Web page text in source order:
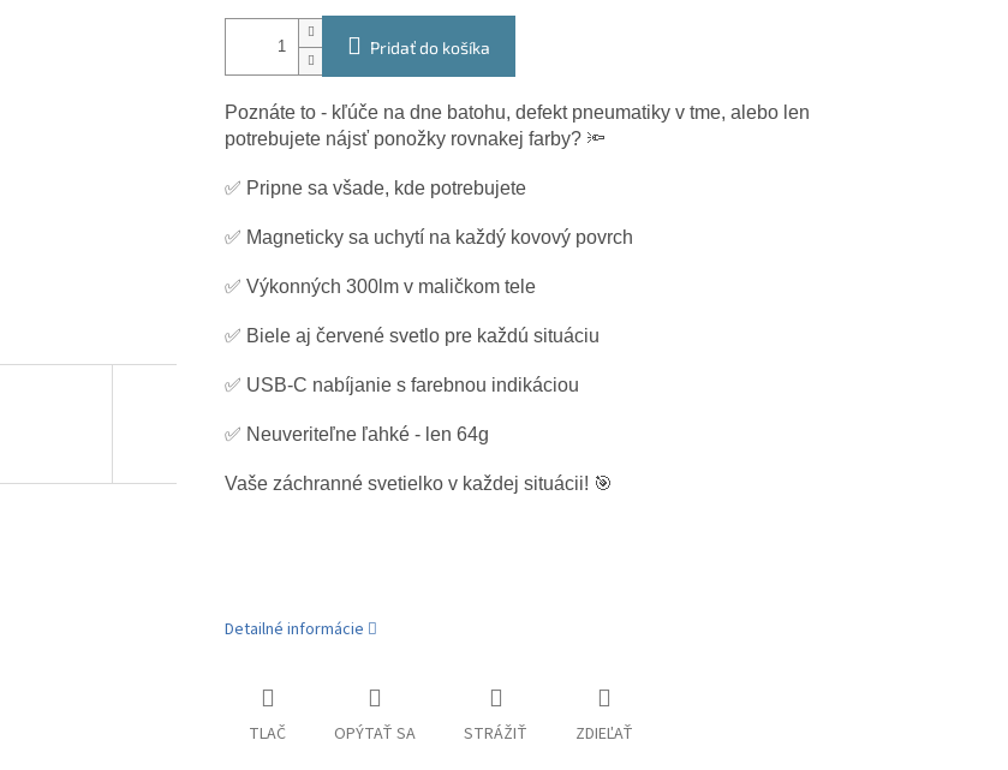
Pridať do košíka
Poznáte to - kľúče na dne batohu, defekt pneumatiky v tme, alebo len
potrebujete nájsť ponožky rovnakej farby? 🔦
✅ Pripne sa všade, kde potrebujete
✅ Magneticky sa uchytí na každý kovový povrch
✅ Výkonných 300lm v maličkom tele
✅ Biele aj červené svetlo pre každú situáciu
✅ USB-C nabíjanie s farebnou indikáciou
✅ Neuveriteľne ľahké - len 64g
Vaše záchranné svetielko v každej situácii! 🎯
Detailné informácie
TLAČ OPÝTAŤ SA STRÁŽIŤ ZDIEĽAŤ